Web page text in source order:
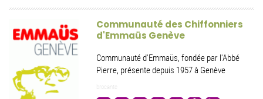
Communauté des Chiffonniers
d'Emmaüs Genève
Communauté d'Emmaüs, fondée par l'Abbé
Pierre, présente depuis 1957 à Genève
brocante